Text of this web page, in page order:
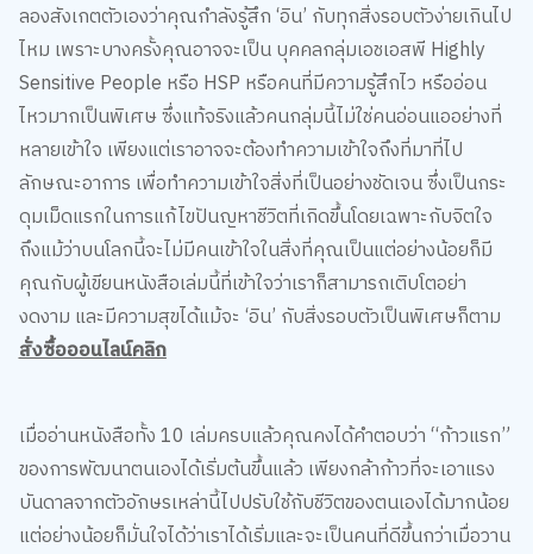
ลองสังเกตตัวเองว่าคุณกำลังรู้สึก ‘อิน’ กับทุกสิ่งรอบตัวง่ายเกินไป
ไหม เพราะบางครั้งคุณอาจจะเป็น บุคคลกลุ่มเอชเอสพี Highly
Sensitive People หรือ HSP หรือคนที่มีความรู้สึกไว หรืออ่อน
ไหวมากเป็นพิเศษ ซึ่งแท้จริงแล้วคนกลุ่มนี้ไม่ใช่คนอ่อนแออย่างที่
หลายเข้าใจ เพียงแต่เราอาจจะต้องทำความเข้าใจถึงที่มาที่ไป
ลักษณะอาการ เพื่อทำความเข้าใจสิ่งที่เป็นอย่างชัดเจน ซึ่งเป็นกระ
ดุมเม็ดแรกในการแก้ไขปันญหาชีวิตที่เกิดขึ้นโดยเฉพาะกับจิตใจ
ถึงแม้ว่าบนโลกนี้จะไม่มีคนเข้าใจในสิ่งที่คุณเป็นแต่อย่างน้อยก็มี
คุณกับผู้เขียนหนังสือเล่มนี้ที่เข้าใจว่าเราก็สามารถเติบโตอย่า
งดงาม และมีความสุขได้แม้จะ ‘อิน’ กับสิ่งรอบตัวเป็นพิเศษก็ตาม
สั่งซื้อออนไลน์คลิก
เมื่ออ่านหนังสือทั้ง 10 เล่มครบแล้วคุณคงได้คำตอบว่า “ก้าวแรก”
ของการพัฒนาตนเองได้เริ่มต้นขึ้นแล้ว เพียงกล้าก้าวที่จะเอาแรง
บันดาลจากตัวอักษรเหล่านี้ไปปรับใช้กับชีวิตของตนเองได้มากน้อย
แต่อย่างน้อยก็มั่นใจได้ว่าเราได้เริ่มและจะเป็นคนที่ดีขึ้นกว่าเมื่อวาน